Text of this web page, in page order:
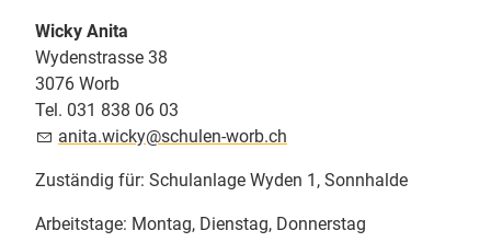
Wicky Anita
Wydenstrasse 38
3076 Worb
Tel. 031 838 06 03
n t w cky sch n-w rb ch
Zuständig für: Schulanlage Wyden 1, Sonnhalde
Arbeitstage: Montag, Dienstag, Donnerstag